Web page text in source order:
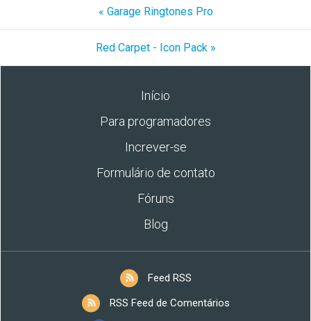
« Garage Ringtones Pro
Red Carpet - Icon Pack »
Início
Para programadores
Increver-se
Formulário de contato
Fóruns
Blog
Feed RSS
RSS Feed de Comentários